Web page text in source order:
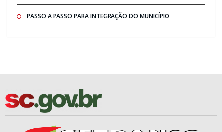
PASSO A PASSO PARA INTEGRAÇÃO DO MUNICÍPIO